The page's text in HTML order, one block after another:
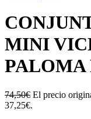
MINI
PALOMA
74,50€ El precio
37,25€.